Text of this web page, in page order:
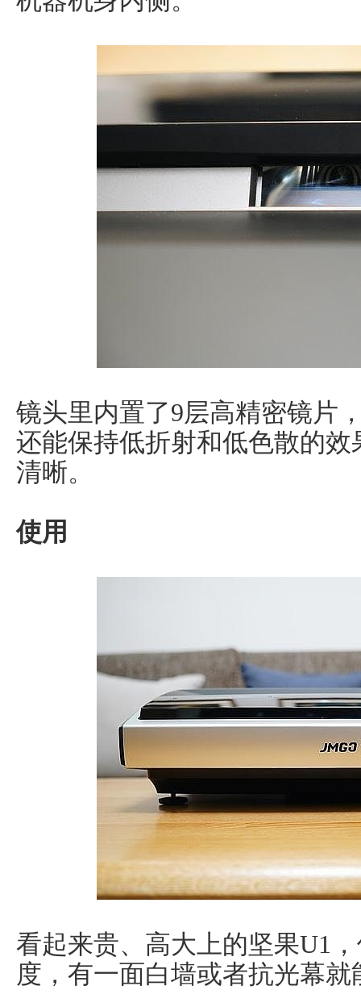
镜头里内置了9层高精密镜片
还能保持低折射和低色散的
清晰。
使用
看起来贵、高大上的坚果U1
度，有一面白墙或者抗光幕就